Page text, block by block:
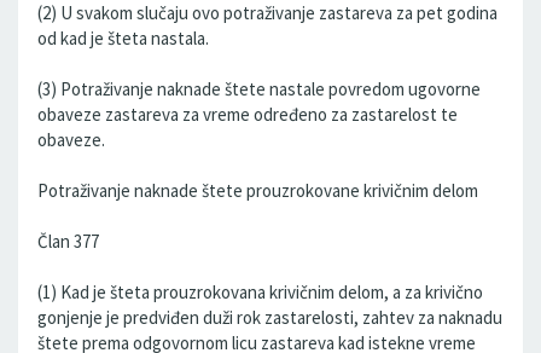
(2) U svakom slučaju ovo potraživanje zastareva za pet godina
od kad je šteta nastala.
(3) Potraživanje naknade štete nastale povredom ugovorne
obaveze zastareva za vreme određeno za zastarelost te
obaveze.
Potraživanje naknade štete prouzrokovane krivičnim delom
Član 377
(1) Kad je šteta prouzrokovana krivičnim delom, a za krivično
gonjenje je predviđen duži rok zastarelosti, zahtev za naknadu
štete prema odgovornom licu zastareva kad istekne vreme